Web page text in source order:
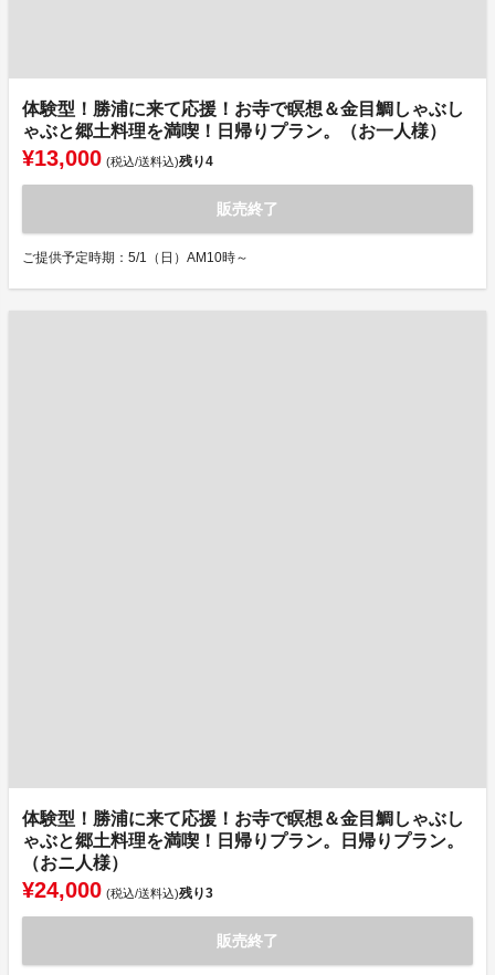
体験型！勝浦に来て応援！お寺で瞑想＆金目鯛しゃぶし
ゃぶと郷土料理を満喫！日帰りプラン。（お一人様）
¥13,000 (税込/送料込)残り4
販売終了
ご提供予定時期：5/1（日）AM10時～
体験型！勝浦に来て応援！お寺で瞑想＆金目鯛しゃぶし
ゃぶと郷土料理を満喫！日帰りプラン。日帰りプラン。
（おニ人様）
¥24,000 (税込/送料込)残り3
販売終了